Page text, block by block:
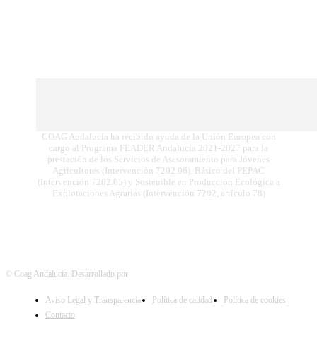
COAG Andalucía ha recibido ayuda de la Unión Europea con
cargo al Programa FEADER Andalucía 2021-2027 para la
prestación de los Servicios de Asesoramiento para Jóvenes
Agricultores (Intervención 7202.06), Básico del PEPAC
(Intervención 7202.05) y Sostenible en Producción Ecológica a
Explotaciones Agrarias (Intervención 7202, artículo 78)
© Coag Andalucia. Desarrollado por
Aviso Legal y Transparencia Política de calidad
Política de cookies
Contacto